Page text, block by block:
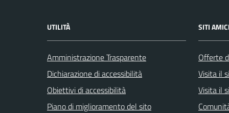
UTILITÀ
Amministrazione Trasparente
Dichiarazione di accessibilità
Obiettivi di accessibilità
Piano di miglioramento del sito
SITI AMICI
Offerte
Visita il
Visita il